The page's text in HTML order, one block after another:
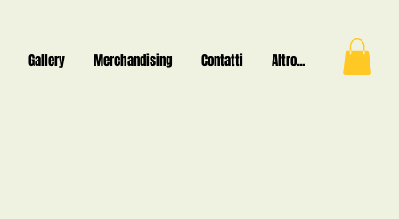
Gallery Merchandising Contatti Altro...